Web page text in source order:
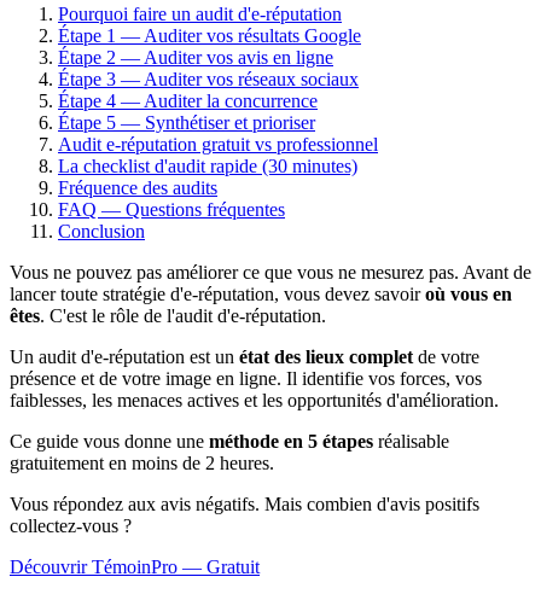
Pourquoi faire un audit d'e-réputation
Étape 1 — Auditer vos résultats Google
Étape 2 — Auditer vos avis en ligne
Étape 3 — Auditer vos réseaux sociaux
Étape 4 — Auditer la concurrence
Étape 5 — Synthétiser et prioriser
Audit e-réputation gratuit vs professionnel
La checklist d'audit rapide (30 minutes)
Fréquence des audits
FAQ — Questions fréquentes
Conclusion
Vous ne pouvez pas améliorer ce que vous ne mesurez pas. Avant de
lancer toute stratégie d'e-réputation, vous devez savoiroù vous en
êtes. C'est le rôle de l'audit d'e-réputation.
Un audit d'e-réputation est un état des lieux complet de votre
présence et de votre image en ligne. Il identifie vos forces, vos
faiblesses, les menaces actives et les opportunités d'amélioration.
Ce guide vous donne une méthode en 5 étapes réalisable
gratuitement en moins de 2 heures.
Vous répondez aux avis négatifs. Mais combien d'avis positifs
collectez-vous ?
Découvrir TémoinPro — Gratuit